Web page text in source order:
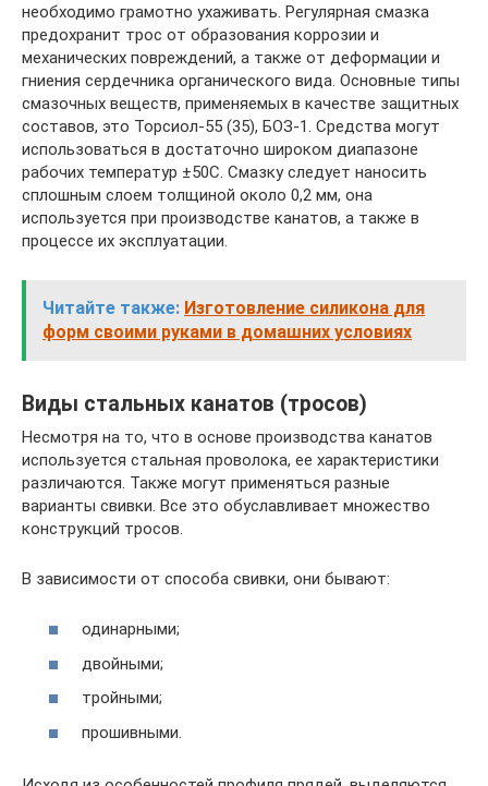
необходимо грамотно ухаживать. Регулярная смазка
предохранит трос от образования коррозии и
механических повреждений, а также от деформации и
гниения сердечника органического вида. Основные типы
смазочных веществ, применяемых в качестве защитных
составов, это Торсиол-55 (35), БОЗ-1. Средства могут
использоваться в достаточно широком диапазоне
рабочих температур ±50С. Смазку следует наносить
сплошным слоем толщиной около 0,2 мм, она
используется при производстве канатов, а также в
процессе их эксплуатации.
Читайте также: Изготовление силикона для
форм своими руками в домашних условиях
Виды стальных канатов (тросов)
Несмотря на то, что в основе производства канатов
используется стальная проволока, ее характеристики
различаются. Также могут применяться разные
варианты свивки. Все это обуславливает множество
конструкций тросов.
В зависимости от способа свивки, они бывают:
одинарными;
двойными;
тройными;
прошивными.